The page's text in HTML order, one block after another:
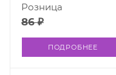
86 ₽
Розница
ПОДРОБНЕЕ